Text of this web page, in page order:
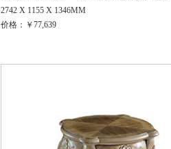
2742 X 1155 X 1346MM
价格：￥77,639